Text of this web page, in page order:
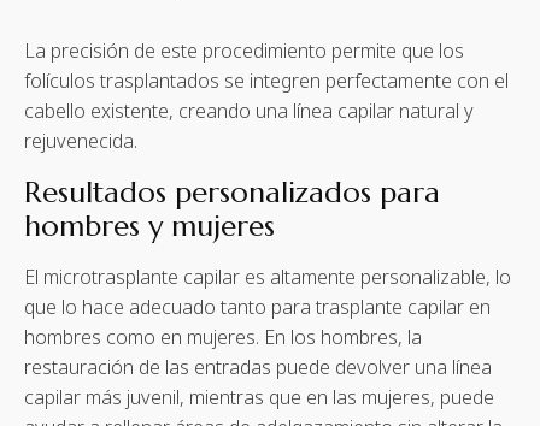
La precisión de este procedimiento permite que los
folículos trasplantados se integren perfectamente con el
cabello existente, creando una línea capilar natural y
rejuvenecida.
Resultados personalizados para
hombres y mujeres
El microtrasplante capilar es altamente personalizable, lo
que lo hace adecuado tanto para trasplante capilar en
hombres como en mujeres. En los hombres, la
restauración de las entradas puede devolver una línea
capilar más juvenil, mientras que en las mujeres, puede